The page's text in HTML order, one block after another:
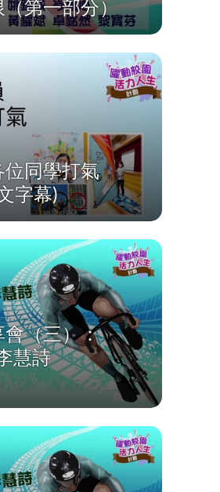
第一部分）
同學打氣
字幕)
（三）：
慧詩